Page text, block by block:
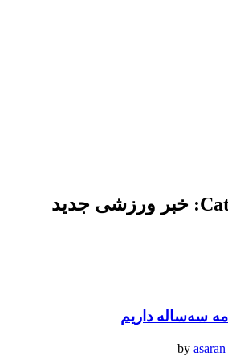
خبر ورزشی جدید
سه‌ساله داریم
asaran